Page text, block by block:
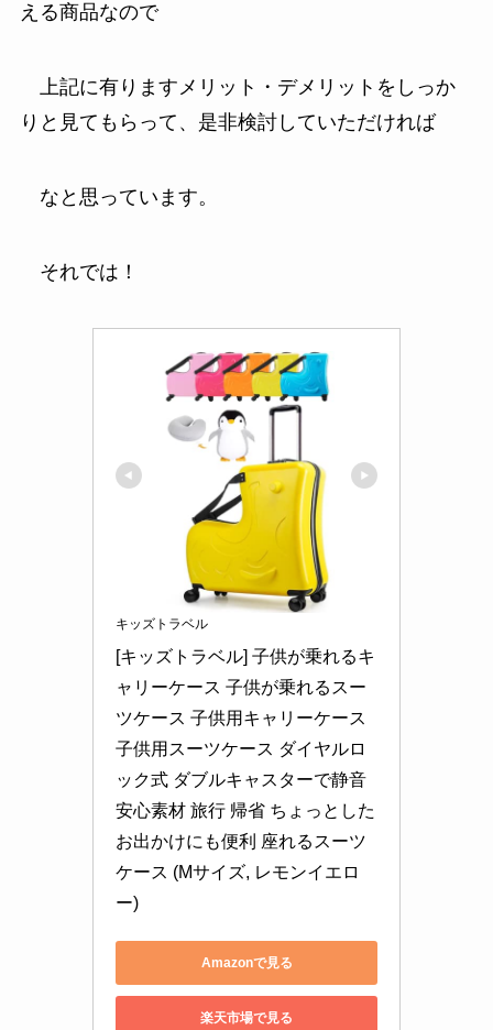
える商品なので
上記に有りますメリット・デメリットをしっか
りと見てもらって、是非検討していただければ
なと思っています。
それでは！
キッズトラベル
[キッズトラベル] 子供が乗れるキ
ャリーケース 子供が乗れるスー
ツケース 子供用キャリーケース
子供用スーツケース ダイヤルロ
ック式 ダブルキャスターで静音
安心素材 旅行 帰省 ちょっとした
お出かけにも便利 座れるスーツ
ケース (Mサイズ, レモンイエロ
ー)
Amazonで見る
楽天市場で見る